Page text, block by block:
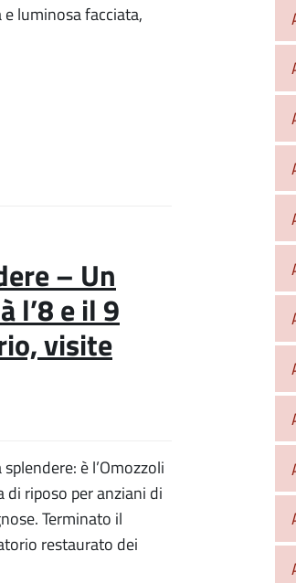
luminosa facciata,
– Un
l’8 e il 9
visite
è l’Omozzoli
di riposo per anziani di
Terminato il
restaurato dei